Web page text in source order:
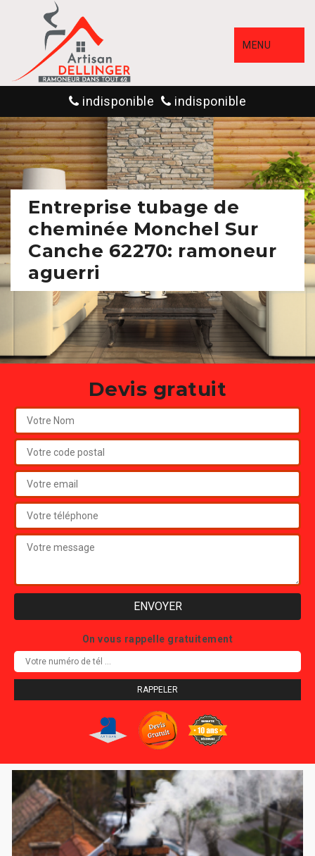
MENU
indisponible indisponible
Entreprise tubage de
cheminée Monchel Sur
Canche 62270: ramoneur
aguerri
Devis gratuit
On vous rappelle gratuitement